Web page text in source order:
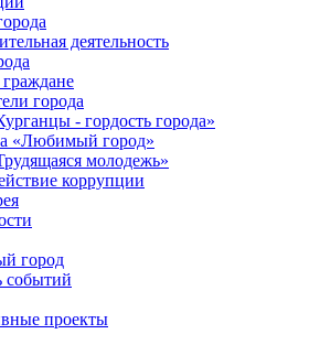
деятельность
города
- гордость города»
«Любимый город»
молодежь»
коррупции
город
событий
проекты